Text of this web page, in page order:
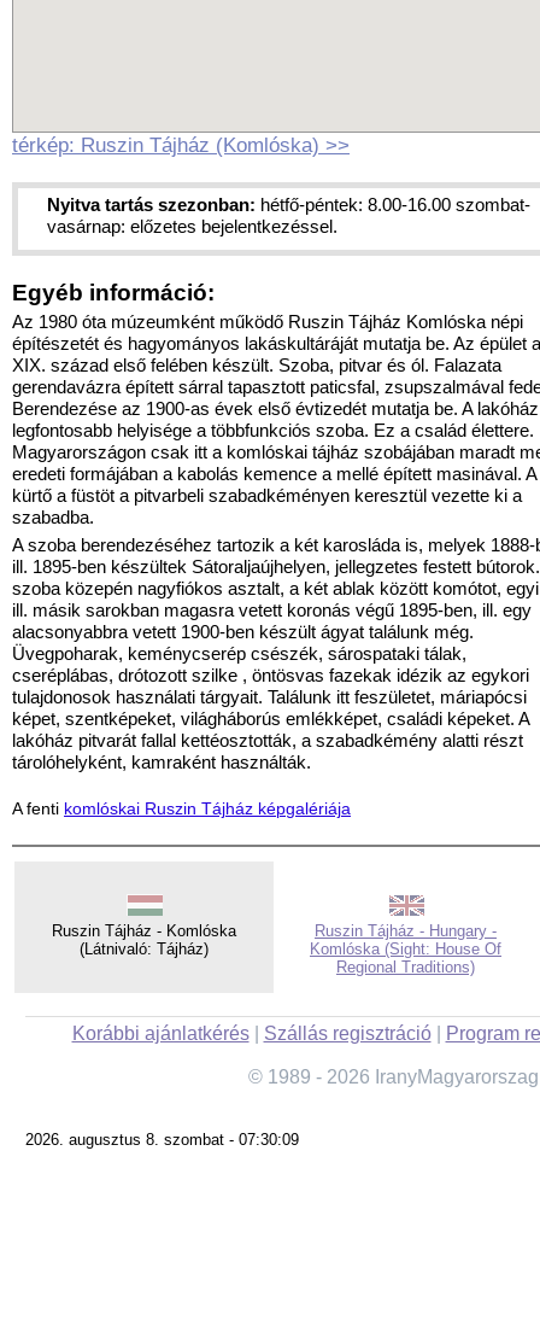
térkép: Ruszin Tájház (Komlóska) >>
Nyitva tartás szezonban: hétfő-péntek: 8.00-16.00 szombat-
vasárnap: előzetes bejelentkezéssel.
Egyéb információ:
Az 1980 óta múzeumként működő Ruszin Tájház Komlóska népi
építészetét és hagyományos lakáskultáráját mutatja be. Az épület a
XIX. század első felében készült. Szoba, pitvar és ól. Falazata
gerendavázra épített sárral tapasztott paticsfal, zsup­szal­mával
Berendezése az 1900-as évek első évtizedét mutatja be. A lakóház
legfontosabb helyisége a többfunkciós szoba. Ez a család élettere.
Magyarországon csak itt a komlóskai tájház szobájában maradt
eredeti formájában a kabolás kemence a mellé épített masinával. A
kürtő a füstöt a pitvarbeli szabadkéményen keresztül vezette ki a
szabadba.
A szoba berendezéséhez tartozik a két karosláda is, melyek 1888-
ill. 1895-ben készültek Sátoraljaújhelyen, jellegzetes festett
szoba közepén nagyfiókos asztalt, a két ablak között komótot,
ill. másik sarokban magasra vetett koronás végű 1895-ben, ill. egy
alacsonyabbra vetett 1900-ben készült ágyat találunk még.
Üvegpoharak, keménycserép csészék, sárospataki tálak,
cseréplábas, drótozott szilke , öntösvas fazekak idézik az egykori
tulajdonosok használati tárgyait. Találunk itt feszületet, máriapócsi
képet, szentképeket, világháborús emlékképet, családi képeket. A
lakóház pitvarát fallal kettéosztották, a szabadkémény alatti részt
tárolóhelyként, kamraként használták.
A fenti komlóskai Ruszin Tájház képgalériája
Ruszin Tájház - Komlóska
(Látnivaló: Tájház)
Ruszin Tájház - Hungary -
Komlóska (Sight: House Of
Regional Traditions)
Korábbi ajánlatkérés| Szállás regisztráció| Program
© 1989 - 2026
2026. augusztus 8. szombat - 07:30:09